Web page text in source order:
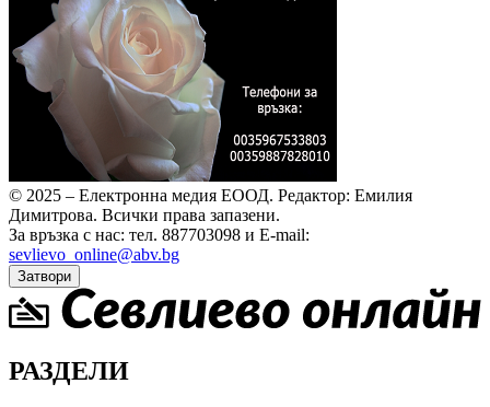
© 2025 – Електронна медия ЕООД. Редактор: Емилия
Димитрова. Всички права запазени.
За връзка с нас: тел. 887703098 и E-mail:
sevlievo_online@abv.bg
Затвори
РАЗДЕЛИ